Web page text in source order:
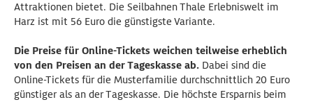
Attraktionen bietet. Die Seilbahnen Thale Erlebniswelt im
Harz ist mit 56 Euro die günstigste Variante.
Die Preise für Online-Tickets weichen teilweise erheblich
von den Preisen an der Tageskasse ab. Dabei sind die
Online-Tickets für die Musterfamilie durchschnittlich 20 Euro
günstiger als an der Tageskasse. Die höchste Ersparnis beim